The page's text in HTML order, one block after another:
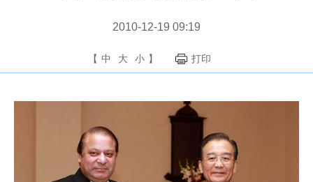
2010-12-19 09:19
【 中 大 小 】 打印